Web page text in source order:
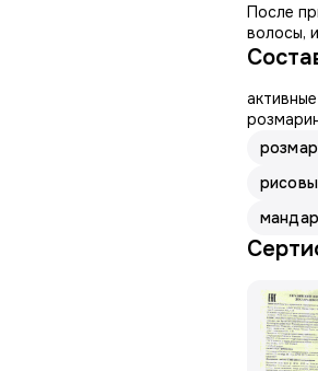
После
волосы,